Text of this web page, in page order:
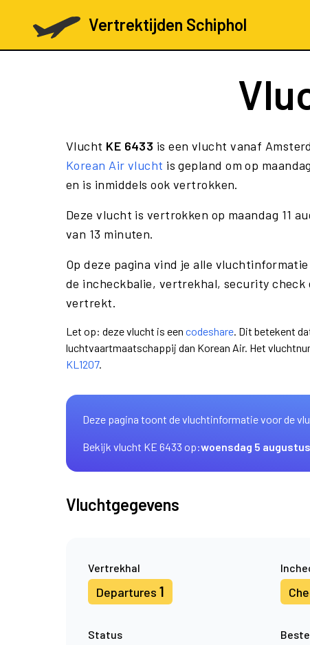
Vertrektijden Schiphol
Vlucht KE 6433 is een vlucht vanaf
Korean Air vlucht is gepland om op
en is inmiddels ook vertrokken.
Deze vlucht is vertrokken op maandag 11
van 13 minuten.
Op deze pagina vind je alle
de incheckbalie, vertrekhal, security check
vertrekt.
Let op: deze vlucht is een codeshare. Dit betekent
luchtvaartmaatschappij dan Korean Air. Het
KL1207.
Deze pagina toont de vluchtinformatie voor de
Bekijk vlucht KE 6433 op:woensdag 5 augustus
Vluchtgegevens
Vertrekhal
Departures 1
Status